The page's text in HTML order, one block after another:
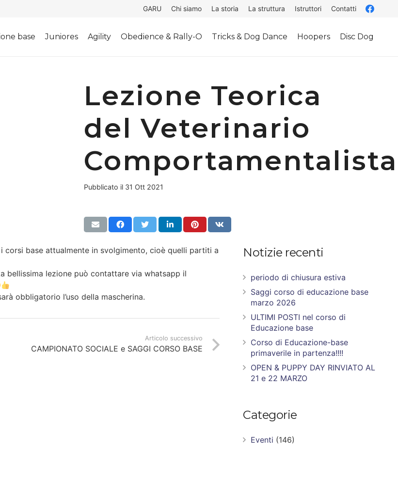
GARU Chi siamo La storia La struttura Istruttori Contatti
base Juniores Agility Obedience & Rally-O Tricks & Dog Dance Hoopers Disc Dog
Lezione Teorica
del Veterinario
Comportamentalista
Pubblicato il 31 Ott 2021
corsi base attualmente in svolgimento, cioè quelli partiti a
bellissima lezione può contattare via whatsapp il
obbligatorio l’uso della mascherina.
Articolo successivo
CAMPIONATO SOCIALE e SAGGI CORSO BASE
Notizie recenti
periodo di chiusura estiva
Saggi corso di educazione base
marzo 2026
ULTIMI POSTI nel corso di
Educazione base
Corso di Educazione-base
primaverile in partenza!!!!
OPEN & PUPPY DAY RINVIATO AL
21 e 22 MARZO
Categorie
Eventi (146)